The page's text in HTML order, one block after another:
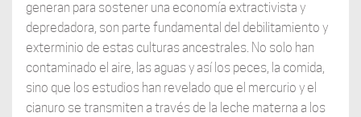
generan para sostener una economía extractivista y
depredadora, son parte fundamental del debilitamiento y
exterminio de estas culturas ancestrales. No solo han
contaminado el aire, las aguas y así los peces, la comida,
sino que los estudios han revelado que el mercurio y el
cianuro se transmiten a través de la leche materna a los